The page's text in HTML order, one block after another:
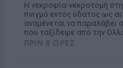
Η νεκροψία-νεκροτομή
πνιγμό εντός ύδατος ως
αναμένεται να παραλάβει
που ταξίδεψε από την
ΠΡΙΝ 8 ΏΡΕΣ